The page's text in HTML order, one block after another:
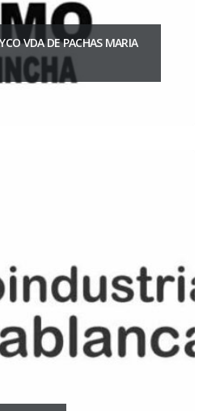
VDA DE PACHAS MARIA